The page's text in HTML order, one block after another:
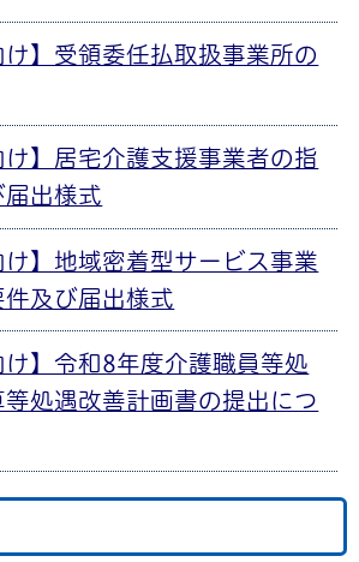
け】受領委任払取扱事業所の
け】居宅介護支援事業者の指
届出様式
け】地域密着型サービス事業
及び届出様式
け】令和8年度介護職員等処
処遇改善計画書の提出につ